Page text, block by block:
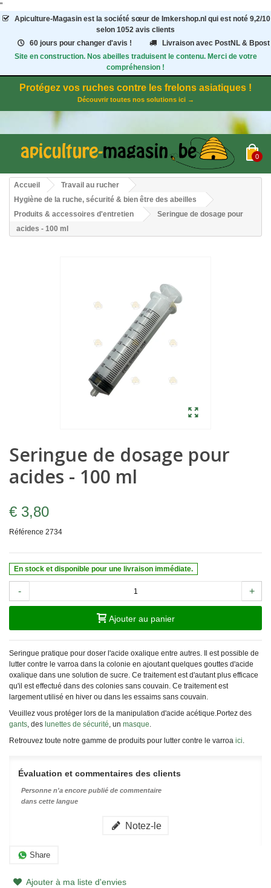
"
Apiculture-Magasinest la société sœur de Imkershop.nl qui est noté 9,2/10
selon 1052 avis clients
60 jours pour changer d'avis !
Livraison avec PostNL & Bpost
Site en construction. Nos abeilles traduisent le contenu. Merci de votre
compréhension !
Protégez vos ruches contre les frelons asiatiques !
Découvrir toutes nos solutions ici →
0
Accueil
Travail au rucher
Hygiène de la ruche, sécurité & bien être des abeilles
Produits & accessoires d'entretien
Seringue de dosage pour
acides - 100 ml
Seringue de dosage pour
acides - 100 ml
€ 3,80
Référence 2734
En stock et disponible pour une livraison immédiate.
- +
Ajouter au panier
Seringue pratique pour doser l'acide oxalique entre autres. Il est possible de
lutter contre le varroa dans la colonie en ajoutant quelques gouttes d'acide
oxalique dans une solution de sucre. Ce traitement est d'autant plus efficace
qu'il est effectué dans des colonies sans couvain. Ce traitement est
largement utilisé en hiver ou dans les essaims sans couvain.
Veuillez vous protéger lors de la manipulation d'acide acétique.Portez des
gants, des lunettes de sécurité, un masque.
Retrouvez toute notre gamme de produits pour lutter contre le varroa ici.
Évaluation et commentaires des clients
Personne n'a encore publié de commentaire
dans cette langue
Notez-le
Share
Ajouter à ma liste d'envies